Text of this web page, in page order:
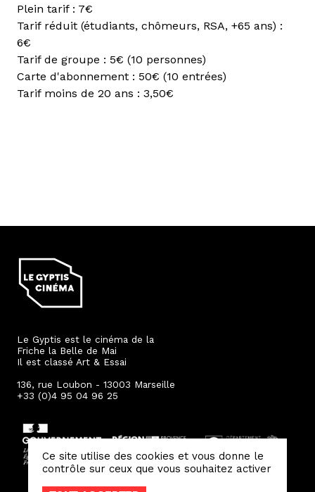
Plein tarif : 7€
Tarif réduit (étudiants, chômeurs, RSA, +65 ans) :
6€
Tarif de groupe : 5€ (10 personnes)
Carte d'abonnement : 50€ (10 entrées)
Tarif moins de 20 ans : 3,50€
Le Gyptis est le cinéma de la
Friche la Belle de Mai
Il est classé Art & Essai
136, rue Loubon - 13003 Marseille
+33 (0)4 95 04 96 25
Ce site utilise des cookies et vous donne le
contrôle sur ceux que vous souhaitez activer